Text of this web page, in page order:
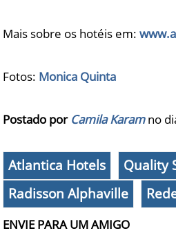
Mais sobre os hotéis em:
Fotos: Monica Quinta
Postado por Camila Karamno
Atlantica Hotels
Quality
Radisson Alphaville
ENVIE PARA UM AMIGO